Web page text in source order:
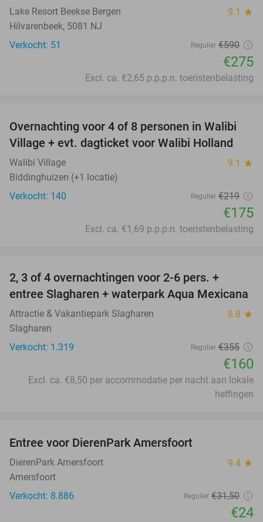
Lake Resort Beekse Bergen 9.1 star
Hilvarenbeek, 5081 NJ
Verkocht: 51
Regulier €590
€275
Excl. ca. €2,65 p.p.p.n. toeristenbelasting
20%
Overnachting voor 4 of 8 personen in Walibi
Village + evt. dagticket voor Walibi Holland
Walibi Village 9.1 star
Biddinghuizen (+1 locatie)
Verkocht: 140
Regulier €219
€175
Excl. ca. €1,69 p.p.p.n. toeristenbelasting
2, 3 of 4 overnachtingen voor 2-6 pers. +
entree Slagharen + waterpark Aqua Mexicana
Attractie & Vakantiepark Slagharen 8.8 star
Slagharen
Verkocht: 1.319
Regulier €355
€160
Excl. ca. €8,50 per accommodatie per nacht aan lokale
heffingen
Entree voor DierenPark Amersfoort
DierenPark Amersfoort 9.4 star
Amersfoort
Verkocht: 8.886
Regulier €31,50
€24